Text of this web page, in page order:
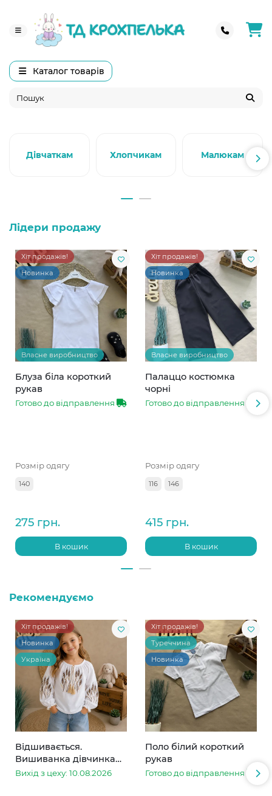
Каталог товарів
Дівчаткам Хлопчикам Малюкам
Лідери продажу
Хіт продажів!
Новинка
Власне виробництво
Блуза біла короткий
рукав
Готово до відправлення
Розмір одягу
140
275 грн.
В кошик
Хіт продажів!
Новинка
Власне виробництво
Палаццо костюмка
чорні
Готово до відправлення
Розмір одягу
116 146
415 грн.
В кошик
Рекомендуємо
Хіт продажів!
Новинка
Україна
Відшивається.
Вишиванка дівчинка
колоски
Вихід з цеху: 10.08.2026
Хіт продажів!
Туреччина
Новинка
Поло білий короткий
рукав
Готово до відправлення